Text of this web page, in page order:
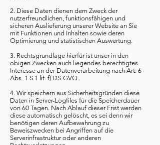
2. Diese Daten dienen dem Zweck der
nutzerfreundlichen, funktionsfähigen und
sicheren Auslieferung unserer Website an Sie
mit Funktionen und Inhalten sowie deren
Optimierung und statistischen Auswertung.
3. Rechtsgrundlage hierfür ist unser in den
obigen Zwecken auch liegendes berechtigtes
Interesse an der Datenverarbeitung nach Art. 6
Abs. 1 S.1 lit. f) DS-GVO.
4. Wir speichern aus Sicherheitsgründen diese
Daten in Server-Logfiles für die Speicherdauer
von 60 Tagen. Nach Ablauf dieser Frist werden
diese automatisch gelöscht, es sei denn wir
benötigen deren Aufbewahrung zu
Beweiszwecken bei Angriffen auf die
Serverinfrastruktur oder anderen